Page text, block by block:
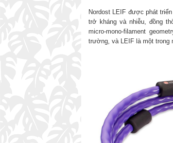
Nordost LEIF được phát
trở kháng và nhiễu, đồng
micro-mono-filament
trường, và LEIF là một trong